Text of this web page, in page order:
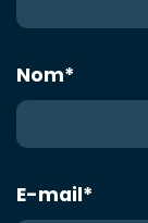
Nom*
E-mail*